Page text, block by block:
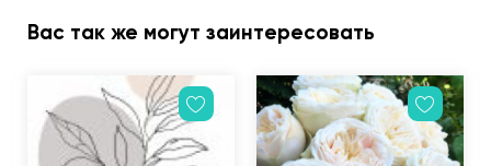
Вас так же могут заинтересовать